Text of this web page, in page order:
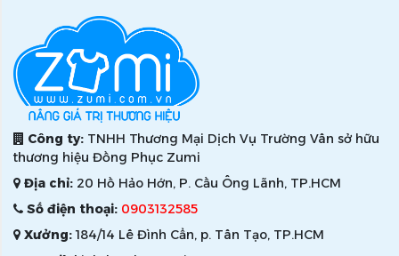
Công ty: TNHH Thương Mại Dịch Vụ Trường Vân sở hữu
thương hiệu Đồng Phục Zumi
Địa chỉ: 20 Hồ Hảo Hớn, P. Cầu Ông Lãnh, TP.HCM
Số điện thoại: 0903132585
Xưởng:184/14 Lê Đình Cẩn, p. Tân Tạo, TP.HCM